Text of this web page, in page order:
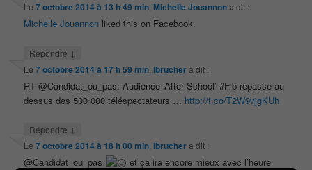
Le7 octobre 2014 à 13 h 49 min, Michelle Jouannona dit :
Michelle Jouannon liked this on Facebook.
Répondre ↓
Le7 octobre 2014 à 17 h 59 min ibruchera dit :
RT @Candidat_ou_pas: Audience ‘After School’ #Flb repasse au
dessus des 500 000 téléspectateurs … http://t.co/T2W9vjgKUh
Répondre ↓
Le7 octobre 2014 à 18 h 00 min ibruchera dit :
@Candidat_ou_pas
et ça ira encore mieux avec l’heure